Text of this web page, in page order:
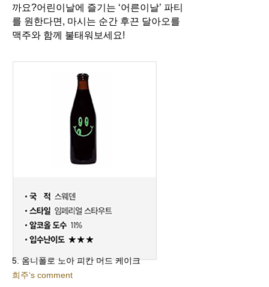
까요?어린이날에 즐기는 ‘어른이날’ 파티
를 원한다면, 마시는 순간 후끈 달아오를
맥주와 함께 불태워보세요!
5. 옴니폴로 노아 피칸 머드 케이크
희주‘s comment